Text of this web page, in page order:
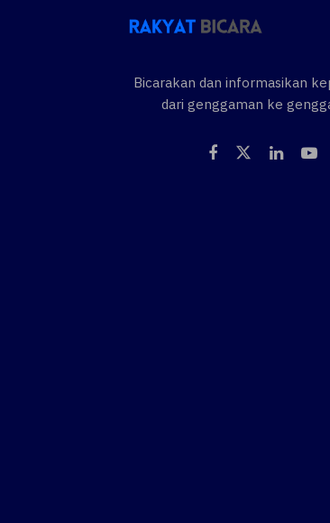
Bicarakan dan informasikan
dari genggaman ke